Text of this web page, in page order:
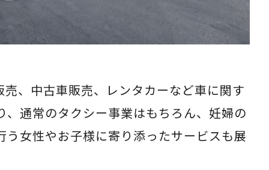
、中古車販売、レンタカーなど車に関す
通常のタクシー事業はもちろん、妊婦の
女性やお子様に寄り添ったサービスも展